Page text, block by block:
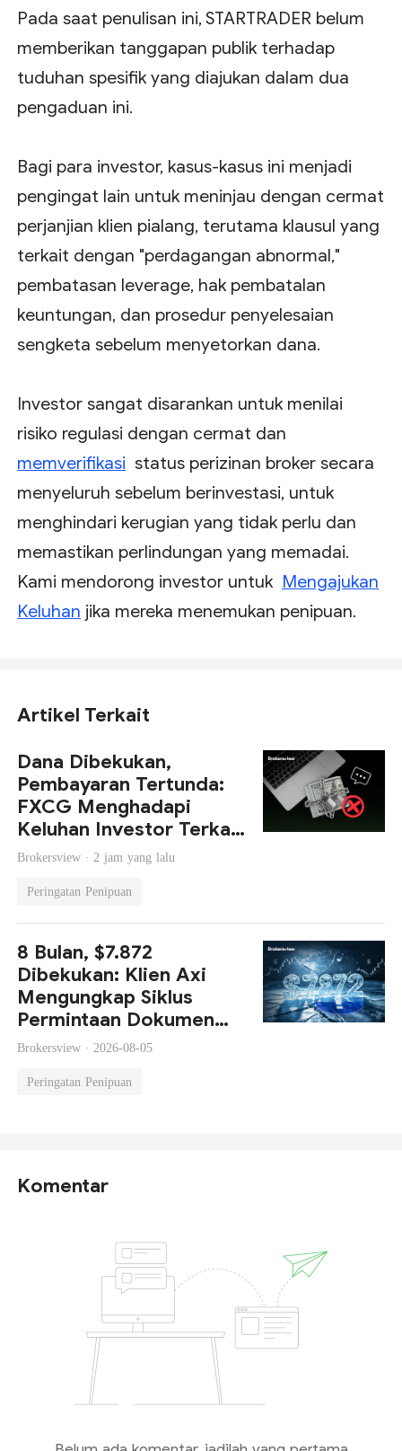
Pada saat penulisan ini, STARTRADER belum
memberikan tanggapan publik terhadap
tuduhan spesifik yang diajukan dalam dua
pengaduan ini.
Bagi para investor, kasus-kasus ini menjadi
pengingat lain untuk meninjau dengan cermat
perjanjian klien pialang, terutama klausul yang
terkait dengan "perdagangan abnormal,"
pembatasan leverage, hak pembatalan
keuntungan, dan prosedur penyelesaian
sengketa sebelum menyetorkan dana.
Investor sangat disarankan untuk menilai
risiko regulasi dengan cermat dan
memverifikasi status perizinan broker secara
menyeluruh sebelum berinvestasi, untuk
menghindari kerugian yang tidak perlu dan
memastikan perlindungan yang memadai.
Kami mendorong investor untuk Mengajukan
Keluhan jika mereka menemukan penipuan.
Artikel Terkait
Dana Dibekukan,
Pembayaran Tertunda:
FXCG Menghadapi
Keluhan Investor Terkait
Penutupan Akun dan
Brokersview · 2 jam yang lalu
Peringatan Penipuan
8 Bulan, $7.872
Dibekukan: Klien Axi
Mengungkap Siklus
Permintaan Dokumen
Tanpa Akhir dan Tidak
Brokersview · 2026-08-05
Peringatan Penipuan
Komentar